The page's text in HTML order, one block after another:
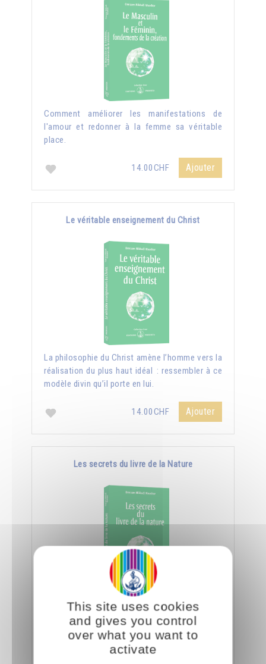
Comment améliorer les manifestations de
l'amour et redonner à la femme sa véritable
place.
14.00CHF Ajouter
Le véritable enseignement du Christ
La philosophie du Christ amène l’homme vers la
réalisation du plus haut idéal : ressembler à ce
modèle divin qu’il porte en lui.
14.00CHF Ajouter
Les secrets du livre de la Nature
En spiritualité, lire c'est être capable de
déchiffrer le côté subtil et caché des objets et
des créatures.
14.00CHF
This site uses cookies
and gives you control
over what you want to
activate